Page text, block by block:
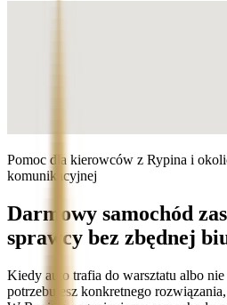
Pomoc dla kierowców z Rypina i
komunikacyjnej
Darmowy samochód
sprawcy bez zbędnej
Kiedy auto trafia do warsztatu albo nie
potrzebujesz konkretnego